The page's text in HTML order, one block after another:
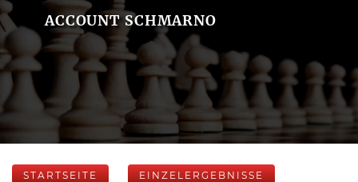
ACCOUNT SCHMARNO
STARTSEITE EINZELERGEBNISSE